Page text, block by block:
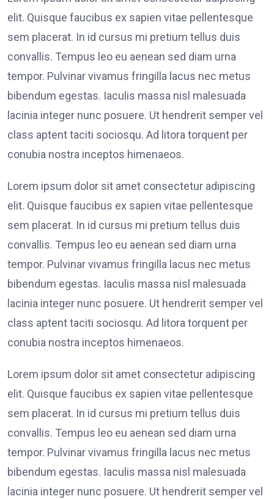
elit. Quisque faucibus ex sapien vitae pellentesque
sem placerat. In id cursus mi pretium tellus duis
convallis. Tempus leo eu aenean sed diam urna
tempor. Pulvinar vivamus fringilla lacus nec metus
bibendum egestas. Iaculis massa nisl malesuada
lacinia integer nunc posuere. Ut hendrerit semper vel
class aptent taciti sociosqu. Ad litora torquent per
conubia nostra inceptos himenaeos.
Lorem ipsum dolor sit amet consectetur adipiscing
elit. Quisque faucibus ex sapien vitae pellentesque
sem placerat. In id cursus mi pretium tellus duis
convallis. Tempus leo eu aenean sed diam urna
tempor. Pulvinar vivamus fringilla lacus nec metus
bibendum egestas. Iaculis massa nisl malesuada
lacinia integer nunc posuere. Ut hendrerit semper vel
class aptent taciti sociosqu. Ad litora torquent per
conubia nostra inceptos himenaeos.
Lorem ipsum dolor sit amet consectetur adipiscing
elit. Quisque faucibus ex sapien vitae pellentesque
sem placerat. In id cursus mi pretium tellus duis
convallis. Tempus leo eu aenean sed diam urna
tempor. Pulvinar vivamus fringilla lacus nec metus
bibendum egestas. Iaculis massa nisl malesuada
lacinia integer nunc posuere. Ut hendrerit semper vel